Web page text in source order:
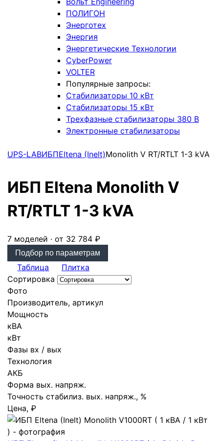
ПОЛИГОН
Энерготех
Энергия
Энергетические Технологии
CyberPower
VOLTER
Популярные запросы:
Стабилизаторы 10 кВт
Стабилизаторы 15 кВт
Трехфазные стабилизаторы 380 В
Электронные стабилизаторы
UPS-LABИБПEltena (Inelt)Monolith V RT/RTLT 1-3 kVA
ИБП Eltena Monolith V
RT/RTLT 1-3 kVA
7 моделей · от 32 784 ₽
Подбор по параметрам
Таблица
Плитка
Сортировка
Фото
Производитель, артикул
Мощность
кВА
кВт
Фазы вх / вых
Технология
АКБ
Форма вых. напряж.
Точность стабилиз. вых. напряж., %
Цена, ₽